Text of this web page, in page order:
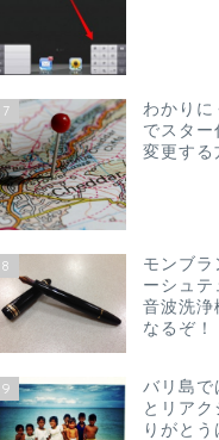
7
わかり
でスター
変更する
8
モンブラ
ーシュテ
音波洗浄
なるぞ！
9
バリ島で
とリア
りがとう